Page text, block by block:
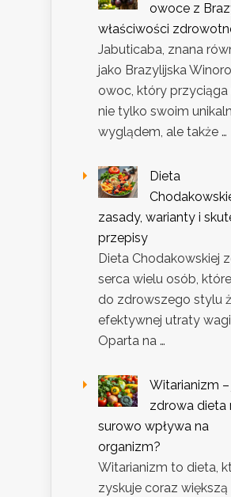
owoce z
właściwości
Jabuticaba, znana
jako Brazylijska
owoc, który przyciąga
nie tylko swoim
wyglądem, ale także …
Dieta
zasady, warianty i
przepisy
Dieta Chodakowskiej
serca wielu osób,
do zdrowszego stylu
efektywnej utraty
Oparta na …
Witarianizm –
zdrowa dieta
surowo wpływa na
organizm?
Witarianizm to dieta,
zyskuje coraz większą